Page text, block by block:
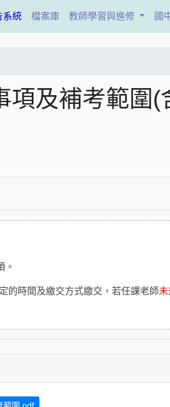
系統 檔案庫 教師學習與進修 國
項及補考範圍(
。
的時間及繳交方式繳交，若任課老師未